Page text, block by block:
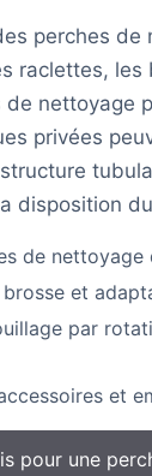
perches
raclettes,
de nettoyage
privées
disposition
de
et
par
et
pour une